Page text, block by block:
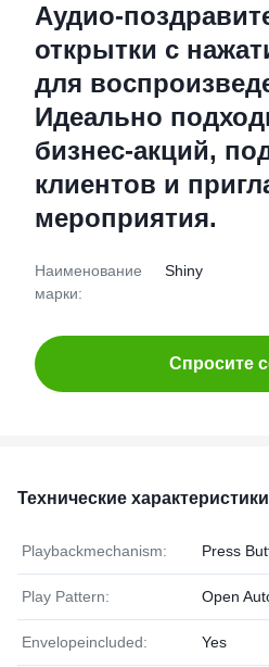
Аудио-
открытки с
для
Идеально
бизнес-акций,
клиентов и
мероприятия.
Наименование
марки:
Shiny
Спросите
Технические характеристики
Playbackmechanism: Press
Play Pattern: Open
Envelopeincluded: Yes